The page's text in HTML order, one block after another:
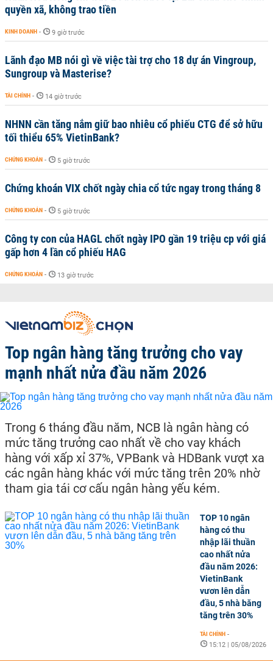
quyền xã, không trao tiền
KINH DOANH - 9 giờ trước
Lãnh đạo MB nói gì về việc tài trợ cho 18 dự án Vingroup,
Sungroup và Masterise?
TÀI CHÍNH - 14 giờ trước
NHNN cần tăng nắm giữ bao nhiêu cổ phiếu CTG để sở hữu
tối thiểu 65% VietinBank?
CHỨNG KHOÁN - 5 giờ trước
Chứng khoán VIX chốt ngày chia cổ tức ngay trong tháng 8
CHỨNG KHOÁN - 5 giờ trước
Công ty con của HAGL chốt ngày IPO gần 19 triệu cp với giá
gấp hơn 4 lần cổ phiếu HAG
CHỨNG KHOÁN - 13 giờ trước
Top ngân hàng tăng trưởng cho vay
mạnh nhất nửa đầu năm 2026
Trong 6 tháng đầu năm, NCB là ngân hàng có
mức tăng trưởng cao nhất về cho vay khách
hàng với xấp xỉ 37%, VPBank và HDBank vượt xa
các ngân hàng khác với mức tăng trên 20% nhờ
tham gia tái cơ cấu ngân hàng yếu kém.
TOP 10 ngân
hàng có thu
nhập lãi thuần
cao nhất nửa
đầu năm 2026:
VietinBank
vươn lên dẫn
đầu, 5 nhà băng
tăng trên 30%
TÀI CHÍNH -
15:12 | 05/08/2026